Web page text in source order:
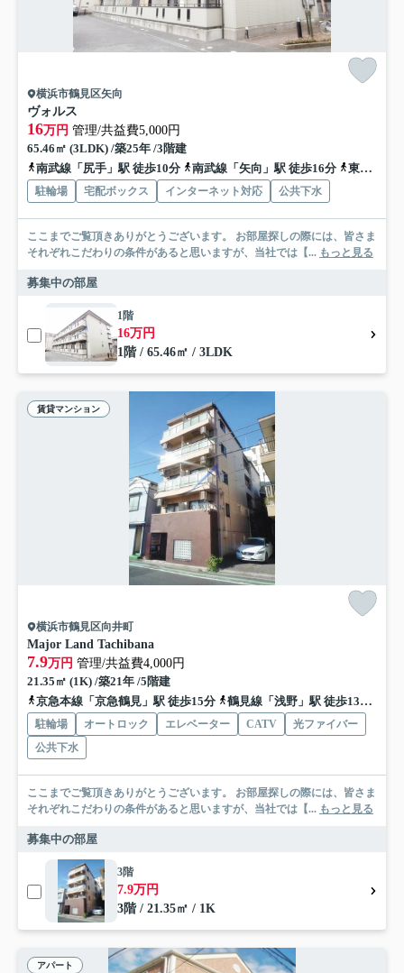
横浜市鶴見区矢向
ヴォルス
16万円 管理/共益費5,000円
65.46㎡ (3LDK) /築25年 /3階建
南武線「尻手」駅 徒歩10分
南武線「矢向」駅 徒歩16分 東海道本線「川崎」駅 徒歩24分
駐輪場 宅配ボックス インターネット対応 公共下水
ここまでご覧頂きありがとうございます。 お部屋探しの際には、皆さま
それぞれこだわりの条件があると思いますが、当社では【... もっと見る
募集中の部屋
1階
16万円
1階 / 65.46㎡ / 3LDK
賃貸マンション
横浜市鶴見区向井町
Major Land Tachibana
7.9万円 管理/共益費4,000円
21.35㎡ (1K) /築21年 /5階建
京急本線「京急鶴見」駅 徒歩15分
鶴見線「浅野」駅 徒歩13分
駐輪場 オートロック エレベーター CATV
光ファイバー
公共下水
ここまでご覧頂きありがとうございます。 お部屋探しの際には、皆さま
それぞれこだわりの条件があると思いますが、当社では【... もっと見る
募集中の部屋
3階
7.9万円
3階 / 21.35㎡ / 1K
アパート